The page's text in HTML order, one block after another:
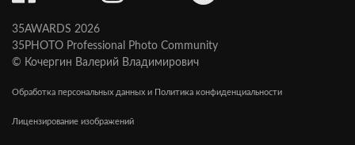
35AWARDS 2026
35PHOTO Professional Photo Community
© Кочергин Валерий Владимирович
Обработка персональных данных и Политика конфиденциальности
Лицензирование изображений